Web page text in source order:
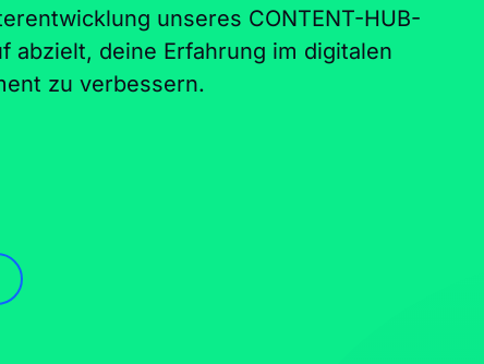
unseres CONTENT-HUB-
abzielt, deine Erfahrung im digitalen
zu verbessern.